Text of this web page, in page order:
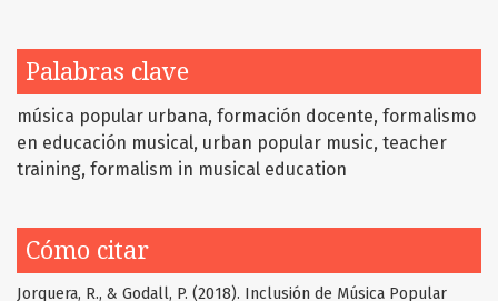
Palabras clave
música popular urbana formación docente formalismo
en educación musical urban popular music teacher
training formalism in musical education
Cómo citar
Jorquera, R., & Godall, P. (2018). Inclusión de Música Popular